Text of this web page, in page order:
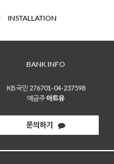
/ INSTALLATION
BANK INFO
KB국민 276701-04-237598
예금주아트유
문의하기